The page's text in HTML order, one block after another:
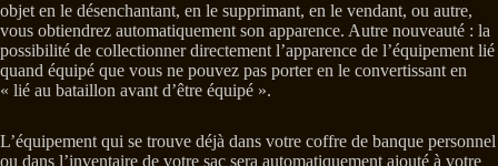
objet en le désenchantant, en le supprimant, en le vendant, ou autre,
vous obtiendrez automatiquement son apparence. Autre nouveauté : la
possibilité de collectionner directement l’apparence de l’équipement lié
quand équipé que vous ne pouvez pas porter en le convertissant en
« lié au bataillon avant d’être équipé ».
L’équipement qui se trouve déjà dans votre coffre de banque personnel
ou dans l’inventaire de votre sac sera automatiquement ajouté à votre